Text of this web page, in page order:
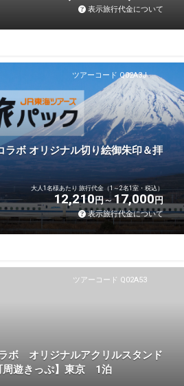
表示旅行代金について
ツアーコード Q02A3J
ラボ オリジナル切り絵御朱印＆拝
大人1名様あたり 旅行代金（1～2名1室・税込）
12,210円 17,000円
表示旅行代金について
ツアーコード Q02A53
ボ オリジナルアクリルスタンド
周遊きっぷ】東京 1泊